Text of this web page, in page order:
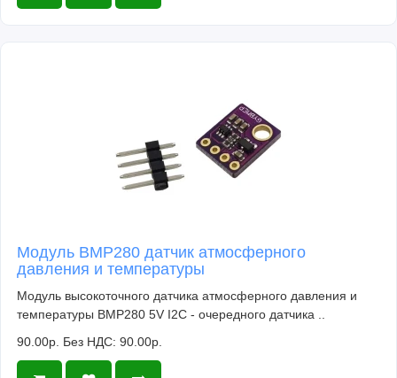
Модуль BMP280 датчик атмосферного
давления и температуры
Модуль высокоточного датчика атмосферного давления и
температуры BMP280 5V I2C - очередного датчика ..
90.00р. Без НДС: 90.00р.